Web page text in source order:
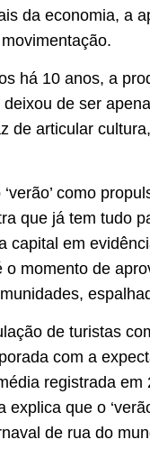
da economia, a
há 10 anos, a
de ser
de articular
como
que já tem tudo
capital em
momento de
de turistas
com a
registrada
explica que o
de rua do